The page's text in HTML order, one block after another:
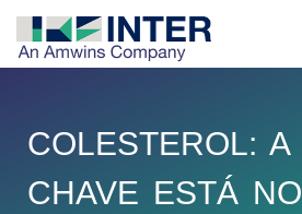
COLESTEROL: A
CHAVE ESTÁ NO